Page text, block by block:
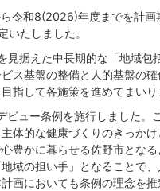
令和8(2026)年度までを計画
いたしました。
据えた中長期的な「地域包
ス基盤の整備と人的基盤の
指して各施策を進めてまいり
ュー条例を施行しました。
体的な健康づくりのきっか
豊かに暮らせる佐野市とな
域の担い手」となることで、
画においても条例の理念を推